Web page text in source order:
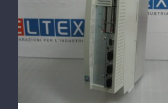
DETTAGLI